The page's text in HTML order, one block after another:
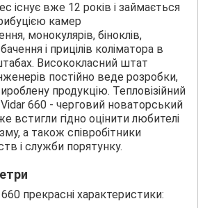
існує вже 12 років і займається
камер
монокулярів, біноклів,
і прицілів коліматора в
Висококласний штат
постійно веде розробки,
продукцію. Тепловізійний
660 - черговий новаторський
встигли гідно оцінити любителі
а також співробітники
і служби порятунку.
прекрасні характеристики: